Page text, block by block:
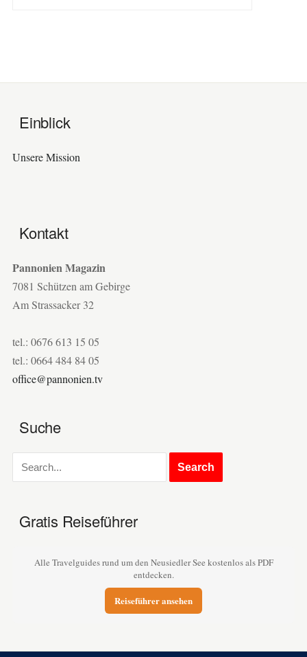
Einblick
Unsere Mission
Kontakt
Pannonien Magazin
7081 Schützen am Gebirge
Am Strassacker 32
tel.: 0676 613 15 05
tel.: 0664 484 84 05
office@pannonien.tv
Suche
Gratis Reiseführer
Alle Travelguides rund um den Neusiedler See kostenlos als PDF
entdecken.
Reiseführer ansehen